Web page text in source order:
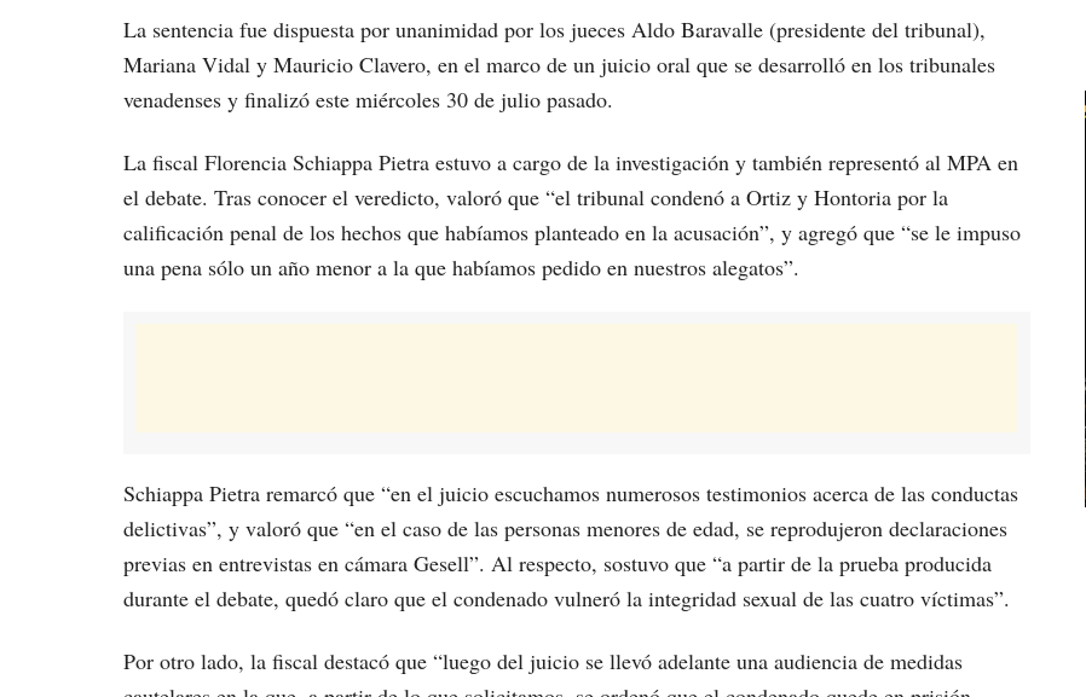
La sentencia fue dispuesta por unanimidad por los jueces Aldo Baravalle (presidente del tribunal),
Mariana Vidal y Mauricio Clavero, en el marco de un juicio oral que se desarrolló en los tribunales
venadenses y finalizó este miércoles 30 de julio pasado.
La fiscal Florencia Schiappa Pietra estuvo a cargo de la investigación y también representó al MPA en
el debate. Tras conocer el veredicto, valoró que “el tribunal condenó a Ortiz y Hontoria por la
calificación penal de los hechos que habíamos planteado en la acusación”, y agregó que “se le impuso
una pena sólo un año menor a la que habíamos pedido en nuestros alegatos”.
Schiappa Pietra remarcó que “en el juicio escuchamos numerosos testimonios acerca de las conductas
delictivas”, y valoró que “en el caso de las personas menores de edad, se reprodujeron declaraciones
previas en entrevistas en cámara Gesell”. Al respecto, sostuvo que “a partir de la prueba producida
durante el debate, quedó claro que el condenado vulneró la integridad sexual de las cuatro víctimas”.
Por otro lado, la fiscal destacó que “luego del juicio se llevó adelante una audiencia de medidas